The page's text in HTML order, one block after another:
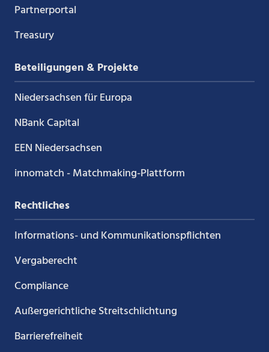
Partnerportal
Treasury
Beteiligungen & Projekte
Niedersachsen für Europa
NBank Capital
EEN Niedersachsen
innomatch - Matchmaking-Plattform
Rechtliches
Informations- und Kommunikations­pflichten
Vergaberecht
Compliance
Außergerichtliche Streitschlichtung
Barrierefreiheit